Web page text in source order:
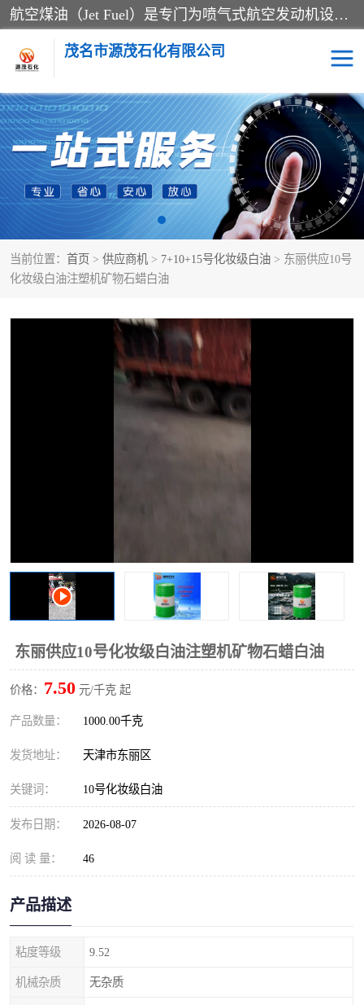
航空煤油（Jet Fuel）是专门为喷气式航空发动机设计的高纯度燃料，主要分为Jet A、Jet A-1和Jet B等类型。其特点是闪点高、低温流动性好，并添加了抗静电剂和抗氧化剂以确保飞行安全。航空煤油需
茂名市源茂石化有限公司
当前位置： 首页 > 供应商机 > 7+10+15号化妆级白油 > 东丽供应10号
化妆级白油注塑机矿物石蜡白油
东丽供应10号化妆级白油注塑机矿物石蜡白油
价格： 7.50 元/千克 起
产品数量： 1000.00千克
发货地址： 天津市东丽区
关键词： 10号化妆级白油
发布日期： 2026-08-07
阅 读 量： 46
产品描述
粘度等级 9.52
机械杂质 无杂质
RP3航空煤油 D20+D30溶剂油
D40+D60溶剂油 D80+D100溶剂油
6号+120号溶剂油 260号溶剂油
异构烷烃 天然乳胶
26+32号化妆级白油 46+68号化妆级白油